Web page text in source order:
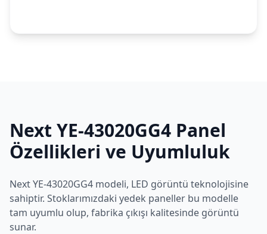
Next YE-43020GG4 Panel
Özellikleri ve Uyumluluk
NextYE-43020GG4 modeli, LED görüntü teknolojisine
sahiptir. Stoklarımızdaki yedek paneller bu modelle
tam uyumlu olup, fabrika çıkışı kalitesinde görüntü
sunar.